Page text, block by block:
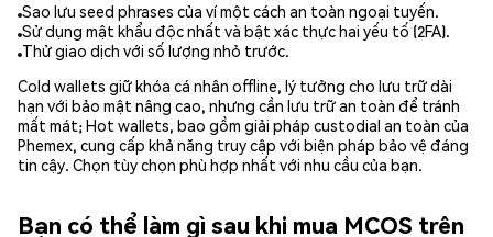
Sao lưu seed phrases của ví một cách an toàn ngoại tuyến.
Sử dụng mật khẩu độc nhất và bật xác thực hai yếu tố (2FA).
Thử giao dịch với số lượng nhỏ trước.
Cold wallets giữ khóa cá nhân offline, lý tưởng cho lưu trữ dài
hạn với bảo mật nâng cao, nhưng cần lưu trữ an toàn để tránh
mất mát; Hot wallets, bao gồm giải pháp custodial an toàn của
Phemex, cung cấp khả năng truy cập với biện pháp bảo vệ đáng
tin cậy. Chọn tùy chọn phù hợp nhất với nhu cầu của bạn.
Bạn có thể làm gì sau khi mua MCOS trên